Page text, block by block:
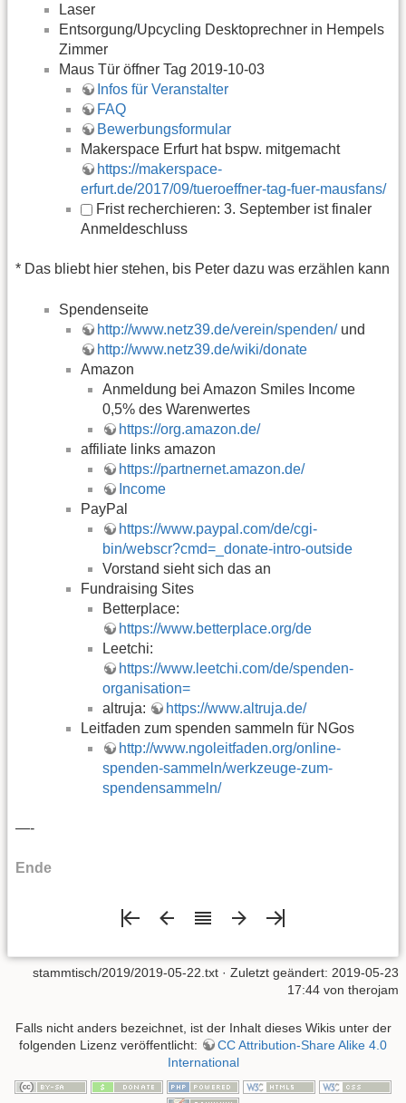
Laser
Entsorgung/Upcycling Desktoprechner in Hempels
Zimmer
Maus Tür öffner Tag 2019-10-03
Infos für Veranstalter
FAQ
Bewerbungsformular
Makerspace Erfurt hat bspw. mitgemacht
https://makerspace-
erfurt.de/2017/09/tueroeffner-tag-fuer-mausfans/
Frist recherchieren: 3. September ist finaler
Anmeldeschluss
* Das bliebt hier stehen, bis Peter dazu was erzählen kann
Spendenseite
http://www.netz39.de/verein/spenden/und
http://www.netz39.de/wiki/donate
Amazon
Anmeldung bei Amazon Smiles Income
0,5% des Warenwertes
https://org.amazon.de/
affiliate links amazon
https://partnernet.amazon.de/
Income
PayPal
https://www.paypal.com/de/cgi-
bin/webscr?cmd=_donate-intro-outside
Vorstand sieht sich das an
Fundraising Sites
Betterplace:
https://www.betterplace.org/de
Leetchi:
https://www.leetchi.com/de/spenden-
organisation=
altruja:
https://www.altruja.de/
Leitfaden zum spenden sammeln für NGos
http://www.ngoleitfaden.org/online-
spenden-sammeln/werkzeuge-zum-
spendensammeln/
—-
Ende
stammtisch/2019/2019-05-22.txt · Zuletzt geändert: 2019-05-23
17:44 von therojam
Falls nicht anders bezeichnet, ist der Inhalt dieses Wikis unter der
folgenden Lizenz veröffentlicht:
CC Attribution-Share Alike 4.0
International